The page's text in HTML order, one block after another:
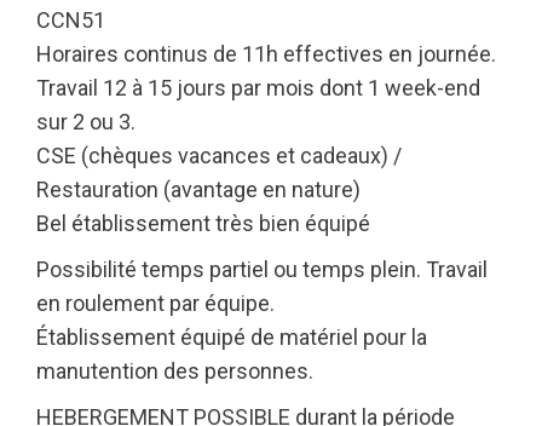
CCN51
Horaires continus de 11h effectives en journée.
Travail 12 à 15 jours par mois dont 1 week-end
sur 2 ou 3.
CSE (chèques vacances et cadeaux) /
Restauration (avantage en nature)
Bel établissement très bien équipé
Possibilité temps partiel ou temps plein. Travail
en roulement par équipe.
Établissement équipé de matériel pour la
manutention des personnes.
HEBERGEMENT POSSIBLE durant la période